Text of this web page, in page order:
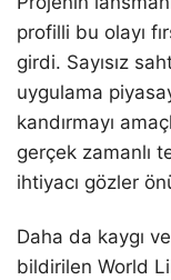
profilli bu olayı
girdi. Sayısız
uygulama
kandırmayı
gerçek zamanlı
ihtiyacı gözler
Daha da kaygı
bildirilen World